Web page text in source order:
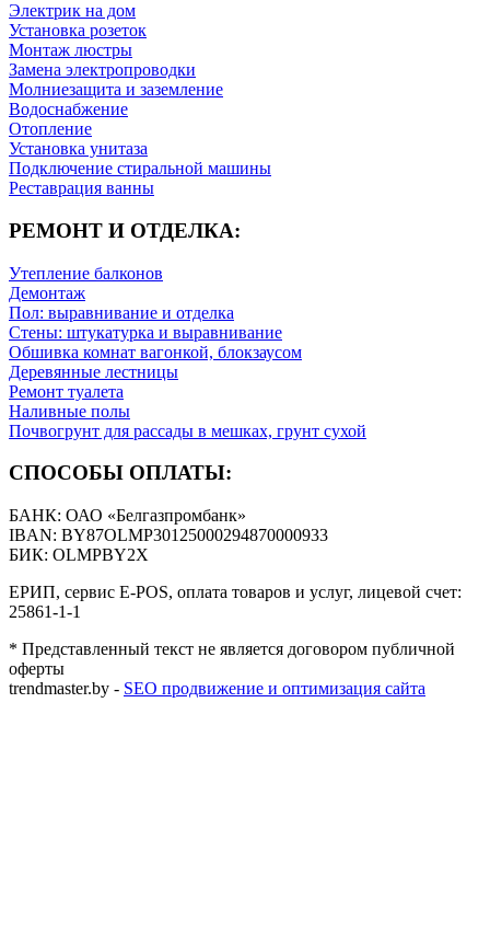
Электрик на дом
Установка розеток
Монтаж люстры
Замена электропроводки
Молниезащита и заземление
Водоснабжение
Отопление
Установка унитаза
Подключение стиральной машины
Реставрация ванны
РЕМОНТ И ОТДЕЛКА:
Утепление балконов
Демонтаж
Пол: выравнивание и отделка
Стены: штукатурка и выравнивание
Обшивка комнат вагонкой, блокзаусом
Деревянные лестницы
Ремонт туалета
Наливные полы
Почвогрунт для рассады в мешках, грунт сухой
СПОСОБЫ ОПЛАТЫ:
БАНК: ОАО «Белгазпромбанк»
IBAN: BY87OLMP30125000294870000933
БИК: OLMPBY2X
ЕРИП, сервис E-POS, оплата товаров и услуг, лицевой счет:
25861-1-1
* Представленный текст не является договором публичной
оферты
trendmaster.by - SEO продвижение и оптимизация сайта